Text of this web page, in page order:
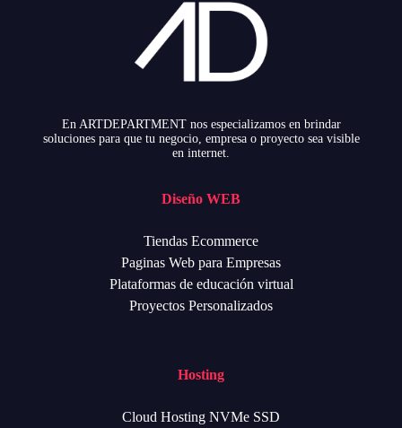
En ARTDEPARTMENT nos especializamos en brindar
soluciones para que tu negocio, empresa o proyecto sea visible
en internet.
Diseño WEB
Tiendas Ecommerce
Paginas Web para Empresas
Plataformas de educación virtual
Proyectos Personalizados
Hosting
Cloud Hosting NVMe SSD